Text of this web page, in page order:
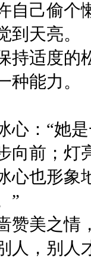
自己偷个
到天亮。
持适度的
种能力。
心：“她
向前；灯
心也形象
”
赞美之情
人，别人